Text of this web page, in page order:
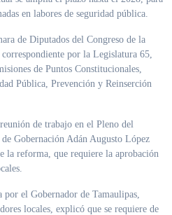
en labores de seguridad pública.
de Diputados del Congreso de la
por la Legislatura 65,
de Puntos Constitucionales,
Pública, Prevención y Reinserción
de trabajo en el Pleno del
Gobernación Adán Augusto López
la reforma, que requiere la aprobación
por el Gobernador de Tamaulipas,
locales, explicó que se requiere de